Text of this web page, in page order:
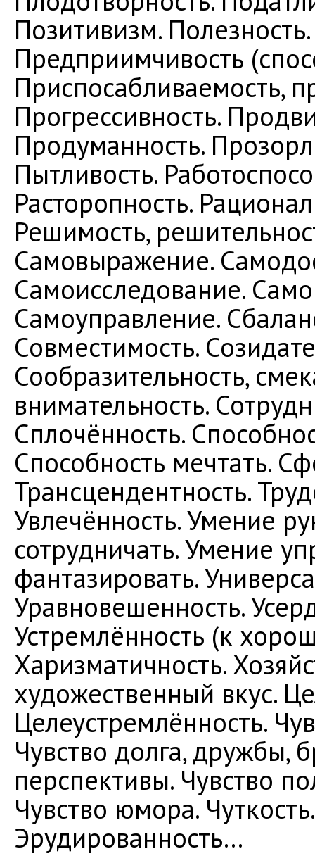
Позитивизм.
Предприимчивость
Приспосабливаемость,
Прогрессивность.
Продуманность.
Пытливость.
Расторопность.
Решимость,
Самовыражение.
Самоисследование.
Самоуправление.
Совместимость.
Сообразительность,
внимательность.
Сплочённость.
Способность мечтать.
Трансцендентность.
Увлечённость. Умение
сотрудничать. Умение
фантазировать.
Уравновешенность.
Устремлённость (к
Харизматичность.
художественный вкус.
Целеустремлённость.
Чувство долга, дружбы,
перспективы. Чувство
Чувство юмора.
Эрудированность…